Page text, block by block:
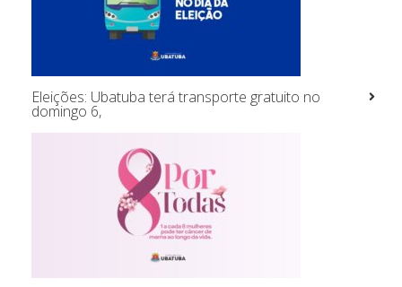
Eleições: Ubatuba terá transporte gratuito no
domingo 6,